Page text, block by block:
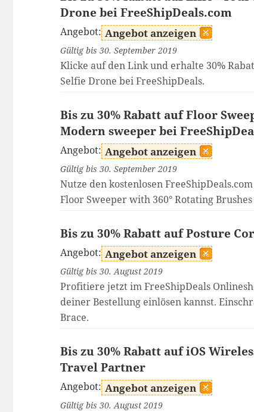
Drone bei FreeShipDeals.com
Angebot: Angebot anzeigen
Gültig bis 30. September 2019
Klicke auf den Link und erhalte 30%
Selfie Drone bei FreeShipDeals.
Bis zu 30% Rabatt auf Floor
Modern sweeper bei
Angebot: Angebot anzeigen
Gültig bis 30. September 2019
Nutze den kostenlosen
Floor Sweeper with 360° Rotating
Bis zu 30% Rabatt auf Posture
Angebot: Angebot anzeigen
Gültig bis 30. August 2019
Profitiere jetzt im FreeShipDeals
deiner Bestellung einlösen kannst.
Brace.
Bis zu 30% Rabatt auf iOS
Travel Partner
Angebot: Angebot anzeigen
Gültig bis 30. August 2019